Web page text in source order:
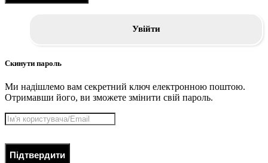
Увійти
Скинути пароль
Ми надішлемо вам секретний ключ електронною поштою.
Отримавши його, ви зможете змінити свій пароль.
Підтвердити